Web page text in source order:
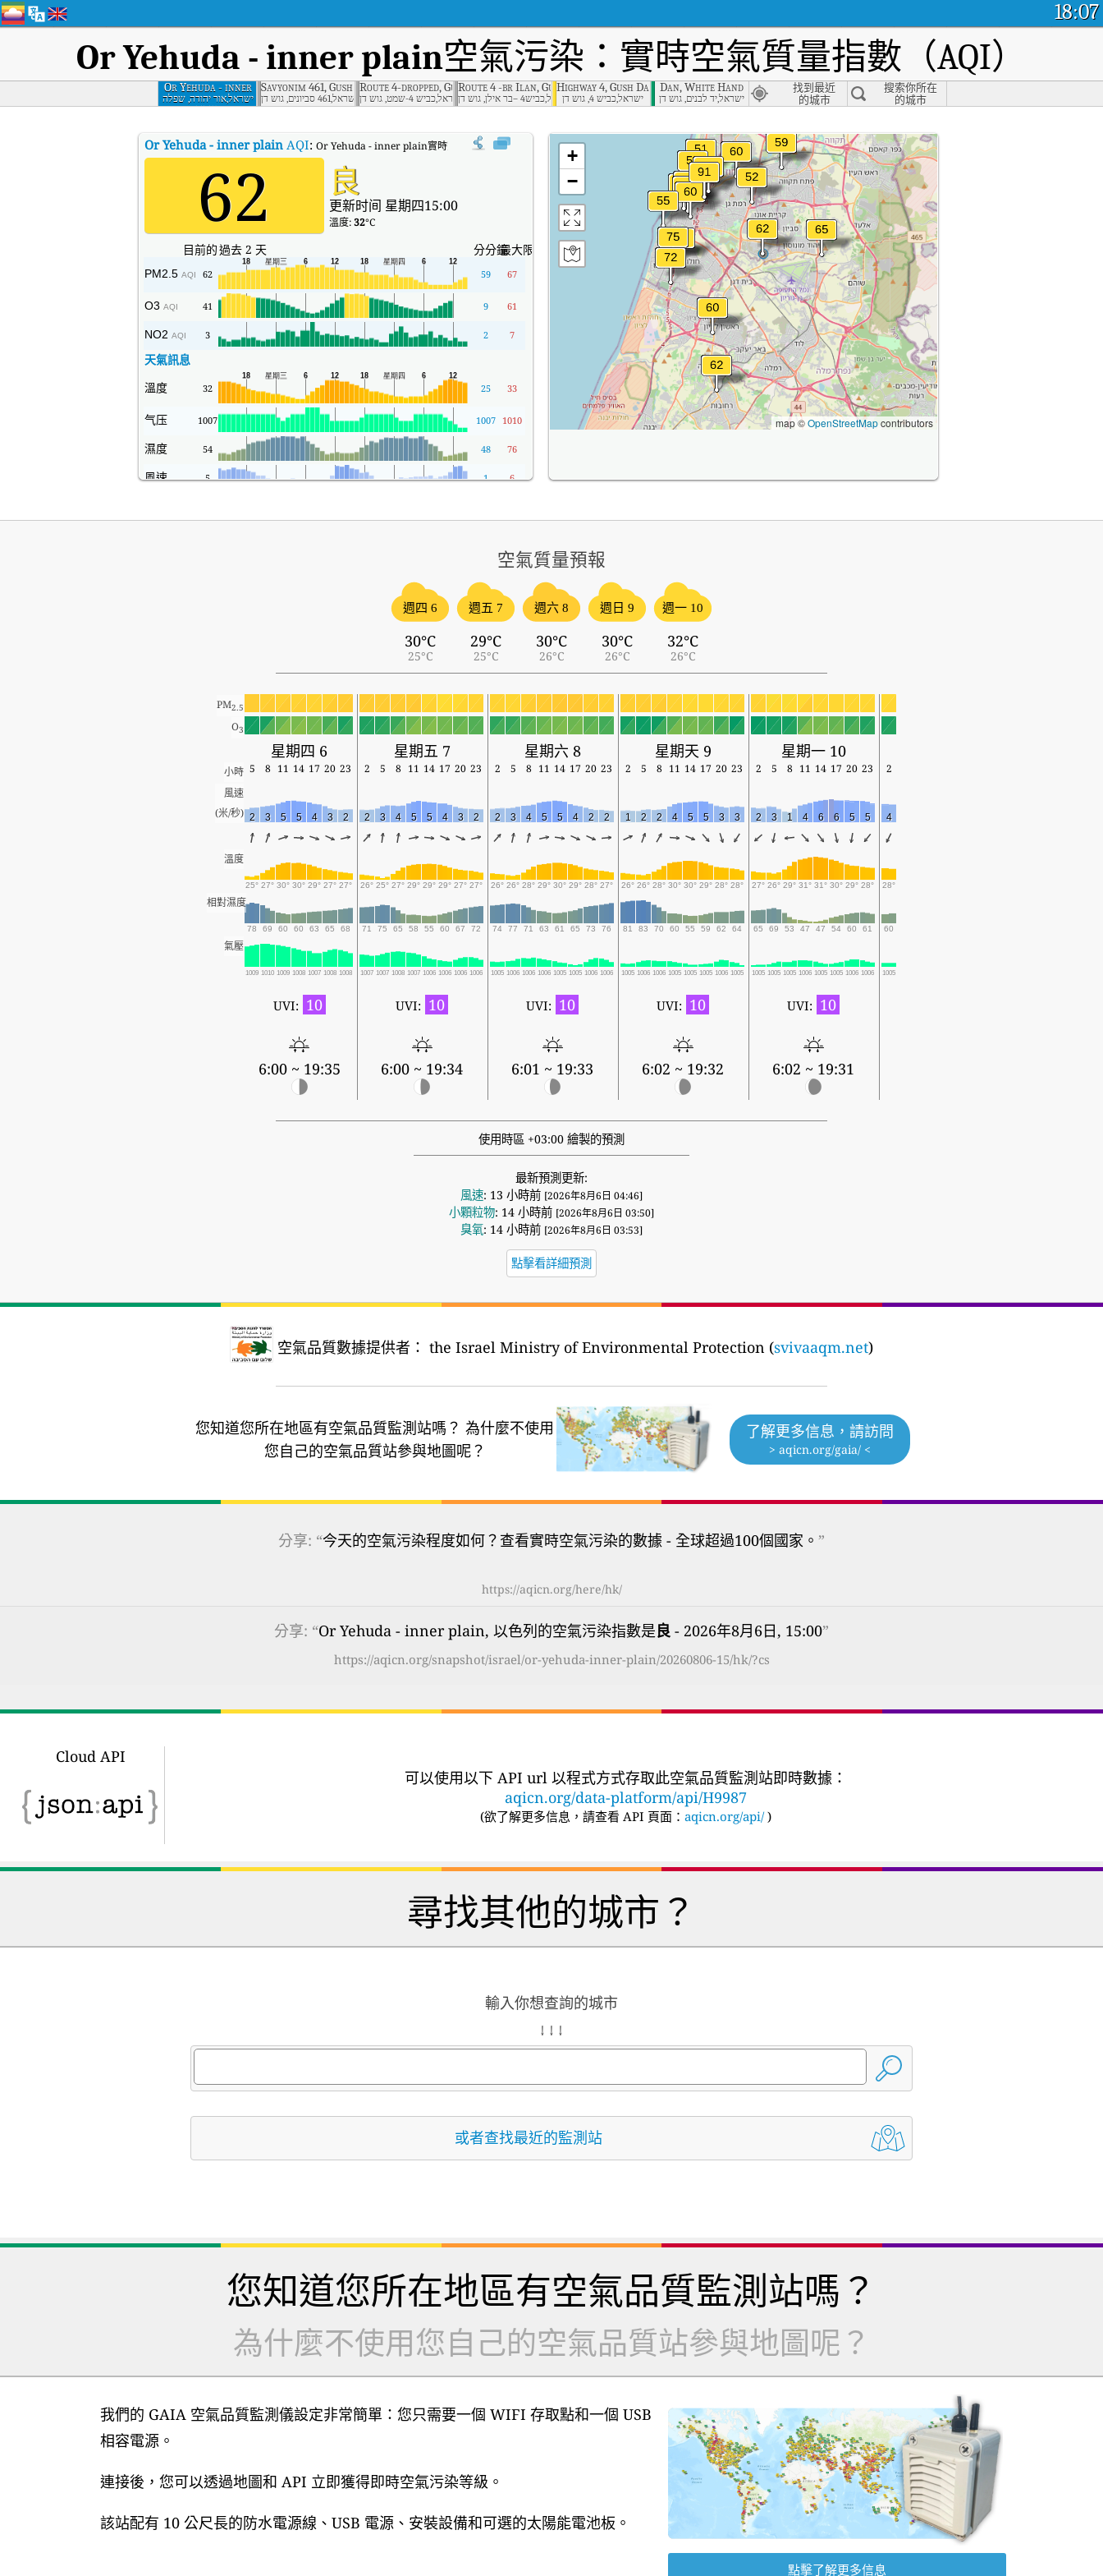
18:07
Or Yehuda - inner plain空氣污染：實時空氣質量指數（AQI）
Or Yehuda - inner
plain
ישראל,אור יהודה, שפלה
פנימית
Savyonim 461, Gush Dan
ישראל,461 סביונים, גוש דן
Route 4-dropped, Gush Dan
ישראל,כביש 4-שמט, גוש דן
Route 4 -br Ilan, Gush Dan
ישראל,כביש4 –בר אילן, גוש דן
Highway 4, Gush Dan
ישראל,כביש 4, גוש דן
Dan, White Hand
ישראל,יד לבנים, גוש דן
找到最近
的城市
搜索你所在
的城市
Or Yehuda - inner plainAQI: Or Yehuda - inner plain實時空氣質量指數（AQI）。
62 良
更新时间 星期四15:00
溫度:32°C
目前的過去 2 天 分分鐘最大限度
PM2.5 AQI 62 59 67
O3 AQI 41 9 61
NO2 AQI 3 2 7
天氣訊息
溫度 32 25 33
气压 1007 1007 1010
濕度 54 48 76
風速 5 1 6
+
−
map ©OpenStreetMapcontributors
空氣質量預報
週四 6
30°C
25°C
週五 7
29°C
25°C
週六 8
30°C
26°C
週日 9
30°C
26°C
週一 10
32°C
26°C
PM2.5
O3
星期四 6 星期五 7 星期六 8 星期天 9 星期一 10
小時 5 8 11 14 17 20 23 2 5 8 11 14 17 20 23 2 5 8 11 14 17 20 23 2 5 8 11 14 17 20 23 2 5 8 11 14 17 20 23
2
風速
(米/秒) 2 3 5 5 4 3 2 2 3 4 5 5 4 3 2 2 3 4 5 5 4 2 2 1 2 2 4 5 5 3 3 2 3 1 4 6 6 5 5 4
溫度
25° 27° 30° 30° 29° 27° 27° 26° 25° 27° 29° 29° 29° 27° 27° 26° 26° 28° 29° 30° 29° 28° 27° 26° 26° 28° 30° 30° 29° 28° 28° 27° 26° 29° 31° 31° 30° 29° 28° 28°
相對濕度
78 69 60 60 63 65 68 71 75 65 58 55 60 67 72 74 77 71 63 61 65 73 76 81 83 70 60 55 59 62 64 65 69 53 47 47 54 60 61 60
氣壓
1009 1010 1009 1008 1007 1008 1008 1007 1007 1008 1007 1006 1006 1006 1006 1005 1006 1006 1006 1005 1005 1006 1006 1005 1006 1006 1005 1005 1005 1006 1005 1005 1005 1005 1006 1005 1005 1006 1006 1005
UVI: 10
6:00 ~ 19:35
UVI: 10
6:00 ~ 19:34
UVI: 10
6:01 ~ 19:33
UVI: 10
6:02 ~ 19:32
UVI: 10
6:02 ~ 19:31
使用時區 +03:00 繪製的預測
最新預測更新:
風速: 13 小時前 [2026年8月6日 04:46]
小顆粒物: 14 小時前 [2026年8月6日 03:50]
臭氧: 14 小時前 [2026年8月6日 03:53]
點擊看詳細預測
空氣品質數據提供者： the Israel Ministry of Environmental Protection (svivaaqm.net)
您知道您所在地區有空氣品質監測站嗎？ 為什麼不使用
您自己的空氣品質站參與地圖呢？
了解更多信息，請訪問
> aqicn.org/gaia/ <
分享: “今天的空氣污染程度如何？查看實時空氣污染的數據 - 全球超過100個國家。 ”
https://aqicn.org/here/hk/
分享: “Or Yehuda - inner plain, 以色列的空氣污染指數是良 - 2026年8月6日, 15:00”
https://aqicn.org/snapshot/israel/or-yehuda-inner-plain/20260806-15/hk/?cs
Cloud API
可以使用以下 API url 以程式方式存取此空氣品質監測站即時數據：
aqicn.org/data-platform/api/H9987
(欲了解更多信息，請查看 API 頁面： aqicn.org/api/ )
尋找其他的城市？
輸入你想查詢的城市
↓ ↓ ↓
或者查找最近的監測站
您知道您所在地區有空氣品質監測站嗎？
為什麼不使用您自己的空氣品質站參與地圖呢？
我們的 GAIA 空氣品質監測儀設定非常簡單：您只需要一個 WIFI 存取點和一個 USB
相容電源。
連接後，您可以透過地圖和 API 立即獲得即時空氣污染等級。
該站配有 10 公尺長的防水電源線、USB 電源、安裝設備和可選的太陽能電池板。
點擊了解更多信息